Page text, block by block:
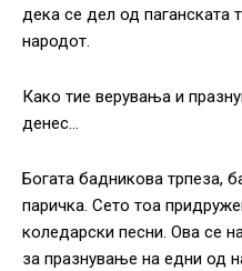
дека се дел од паганската
народот.
Како тие верувања и
денес…
Богата бадникова трпеза,
паричка. Сето тоа
коледарски песни. Ова се
за празнување на едни од